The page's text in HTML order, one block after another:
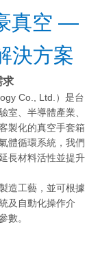
真空 —
決方案
求
Co., Ltd.）是台
室、半導體產業、
製化的真空手套箱
體循環系統，我們
長材料活性並提升
造工藝，並可根據
及自動化操作介
數。